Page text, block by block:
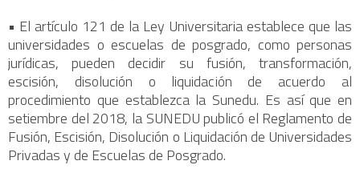
• El artículo 121 de la Ley Universitaria establece que las
universidades o escuelas de posgrado, como personas
jurídicas, pueden decidir su fusión, transformación,
escisión, disolución o liquidación de acuerdo al
procedimiento que establezca la Sunedu. Es así que en
setiembre del 2018, la SUNEDU publicó el Reglamento de
Fusión, Escisión, Disolución o Liquidación de Universidades
Privadas y de Escuelas de Posgrado.